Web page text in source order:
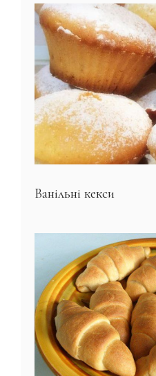
Ванільні кекси